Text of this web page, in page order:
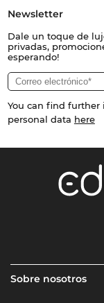
Newsletter
Dale un toque de
privadas,
esperando!
You can find
personal data here
Sobre nosotros